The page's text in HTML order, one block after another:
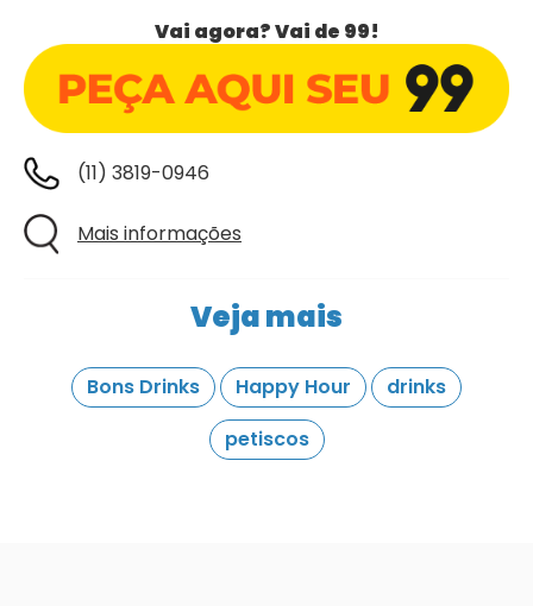
Vai agora? Vai de 99!
(11) 3819-0946
Mais informações
Veja mais
Bons Drinks Happy Hour
drinks
petiscos